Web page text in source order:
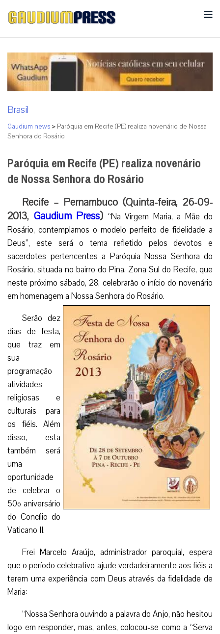
Brasil
Gaudium news > Paróquia em Recife (PE) realiza novenário de Nossa
Senhora do Rosário
Paróquia em Recife (PE) realiza novenário
de Nossa Senhora do Rosário
Recife – Pernambuco (Quinta-feira, 26-09-
2013, Gaudium Press) “Na Virgem Maria, a Mãe do
Rosário, contemplamos o modelo perfeito de fidelidade a
Deus”, este será o tema refletido pelos devotos e
sacerdotes pertencentes a Paróquia Nossa Senhora do
Rosário, situada no bairro do Pina, Zona Sul do Recife, que
neste próximo sábado, 28, celebrarão o início do novenário
em homenagem a Nossa Senhora do Rosário.
Serão dez
dias de festa,
que traz em
sua
programação
atividades
religiosas e
culturais para
os fiéis. Além
disso, esta
também será
uma
oportunidade
de celebrar o
50º aniversário
do Concílio do
Vaticano II.
Frei Marcelo Araújo, administrador paroquial, espera
que o período celebrativo ajude verdadeiramente aos fiéis a
terem uma experiência com Deus através da fidelidade de
Maria:
“Nossa Senhora ouvindo a palavra do Anjo, não hesitou
logo em responder, mas, antes, colocou-se como a “Serva